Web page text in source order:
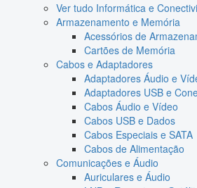
Ver tudo Informática e
Armazenamento e Memória
Acessórios de
Cartões de Memória
Cabos e Adaptadores
Adaptadores Áudio e
Adaptadores USB e
Cabos Áudio e Vídeo
Cabos USB e Dados
Cabos Especiais e SATA
Cabos de Alimentação
Comunicações e Áudio
Auriculares e Áudio